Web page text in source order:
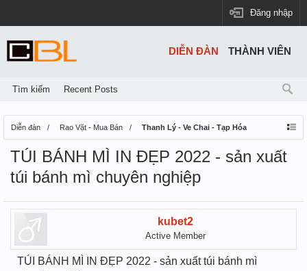
Đăng nhập
Diễn đàn Rao Vặt - Mua Bán Thanh Lý - Ve Chai - Tạp Hóa
TÚI BÁNH MÌ IN ĐẸP 2022 - sản xuất
túi bánh mì chuyên nghiệp
kubet2
Active Member
TÚI BÁNH MÌ IN ĐẸP 2022 - sản xuất túi bánh mì
DIỄN ĐÀN
Tìm kiếm Recent Posts
THÀNH VIÊN